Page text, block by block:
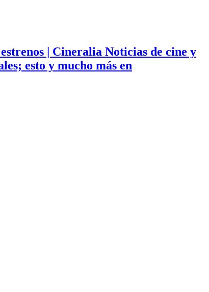
| Cineralia Noticias de cine y
esto y mucho más en